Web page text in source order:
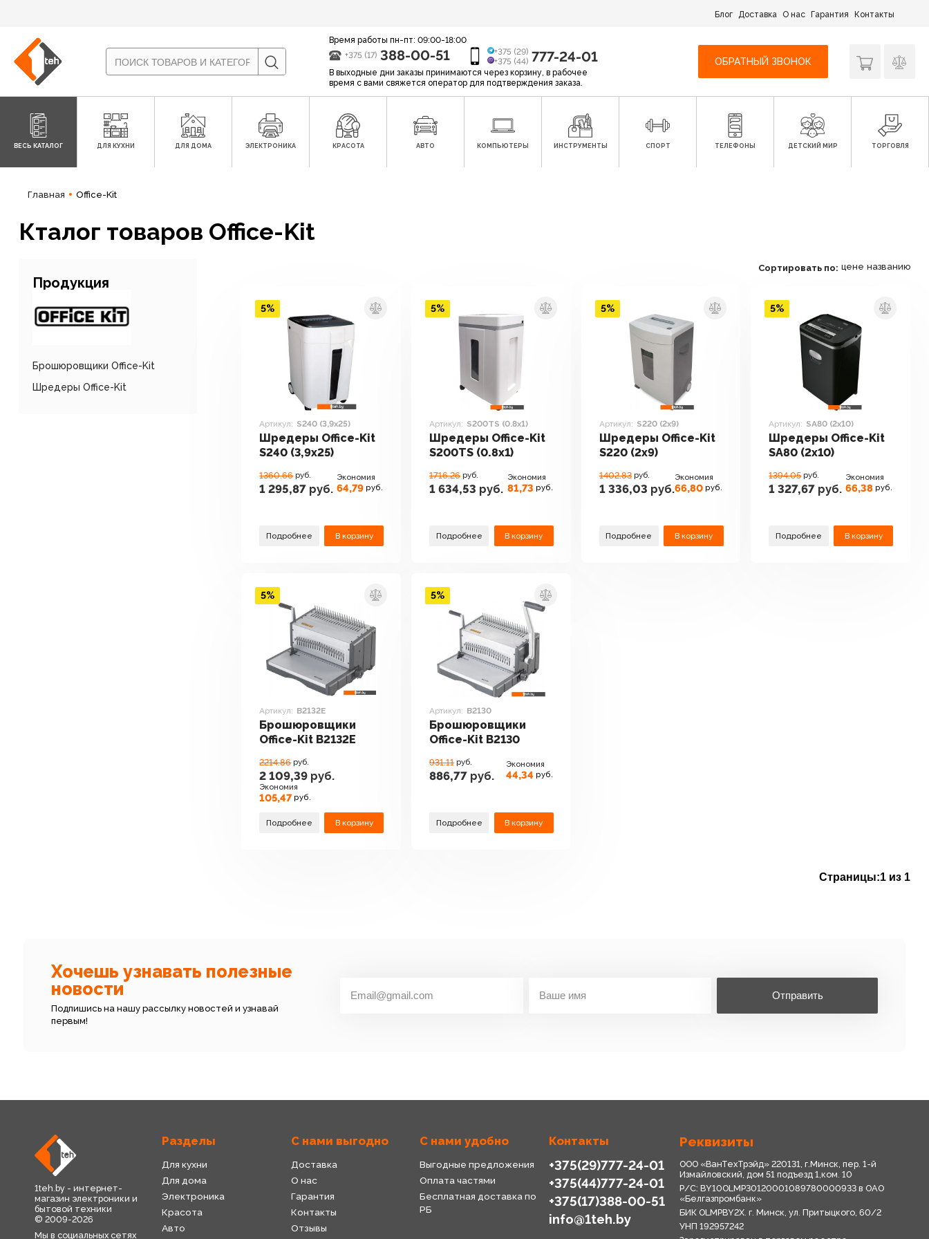
Блог Доставка О нас Гарантия Контакты
Время работы пн-пт: 09:00-18:00
+375 (17) 388-00-51
+375 (29)
+375 (44) 777-24-01
В выходные дни заказы принимаются через корзину, в рабочее
время с вами свяжется оператор для подтверждения заказа.
ОБРАТНЫЙ ЗВОНОК
ВЕСЬ КАТАЛОГ ДЛЯ КУХНИ ДЛЯ ДОМА ЭЛЕКТРОНИКА КРАСОТА АВТО КОМПЬЮТЕРЫ ИНСТРУМЕНТЫ СПОРТ ТЕЛЕФОНЫ ДЕТСКИЙ МИР ТОРГОВЛЯ
Главная Office-Kit
Кталог товаров Office-Kit
Продукция
Брошюровщики Office-Kit
Шредеры Office-Kit
Сортировать по: цене названию
Артикул: S240 (3,9x25)
Шредеры Office-Kit
S240 (3,9x25)
1360.66 руб.
1 295,87 руб.
Экономия
64,79 руб.
Подробнее В корзину
5%
Артикул: S200TS (0.8х1)
Шредеры Office-Kit
S200TS (0.8х1)
1716.26 руб.
1 634,53 руб.
Экономия
81,73 руб.
Подробнее В корзину
5%
Артикул: S220 (2x9)
Шредеры Office-Kit
S220 (2x9)
1402.83 руб.
1 336,03 руб.
Экономия
66,80 руб.
Подробнее В корзину
5%
Артикул: SA80 (2x10)
Шредеры Office-Kit
SA80 (2x10)
1394.05 руб.
1 327,67 руб.
Экономия
66,38 руб.
Подробнее В корзину
5%
Артикул: B2132E
Брошюровщики
Office-Kit B2132E
2214.86 руб.
2 109,39 руб.
Экономия
105,47 руб.
Подробнее В корзину
5%
Артикул: B2130
Брошюровщики
Office-Kit B2130
931.11 руб.
886,77 руб.
Экономия
44,34 руб.
Подробнее В корзину
5%
Страницы:1 из 1
Хочешь узнавать полезные
новости
Подпишись на нашу рассылку новостей и узнавай
первым!
Отправить
1teh.by - интернет-
магазин электроники и
бытовой техники
© 2009-2026
Мы в социальных сетях
Разделы
Для кухни
Для дома
Электроника
Красота
Авто
С нами выгодно
Доставка
О нас
Гарантия
Контакты
Отзывы
С нами удобно
Выгодные предложения
Оплата частями
Бесплатная доставка по
РБ
Контакты
+375(29)777-24-01
+375(44)777-24-01
+375(17)388-00-51
info@1teh.by
Реквизиты
ООО «ВанТехТрэйд» 220131, г.Минск, пер. 1-й
Измайловский, дом 51 подъезд 1,ком. 10
Р/С: BY10OLMP30120001089780000933 в OАО
«Белгазпромбанк»
БИК OLMPBY2X. г. Минск, ул. Притыцкого, 60/2
УНП 192957242